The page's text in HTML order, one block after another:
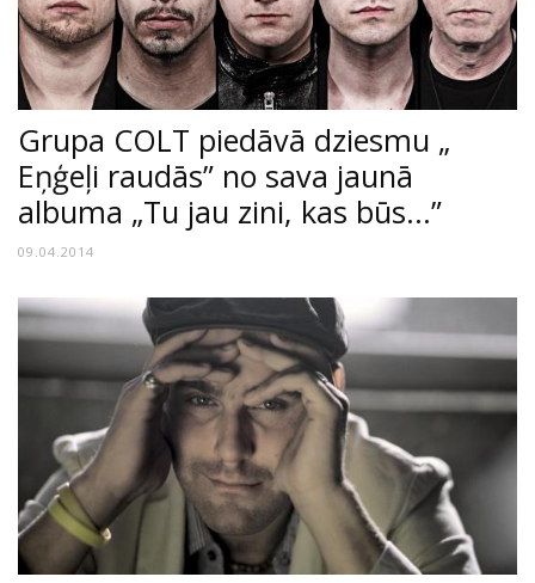
Grupa COLT piedāvā dziesmu „
Eņģeļi raudās” no sava jaunā
albuma „Tu jau zini, kas būs...”
09.04.2014